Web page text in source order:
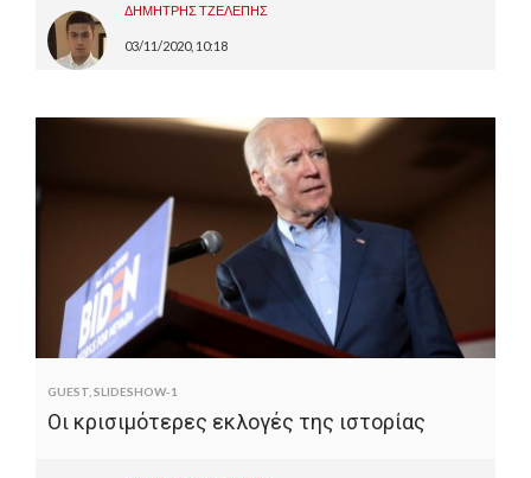
ΔΗΜΗΤΡΗΣ ΤΖΕΛΕΠΗΣ
03/11/2020, 10:18
GUEST SLIDESHOW-1
Οι κρισιμότερες εκλογές της ιστορίας